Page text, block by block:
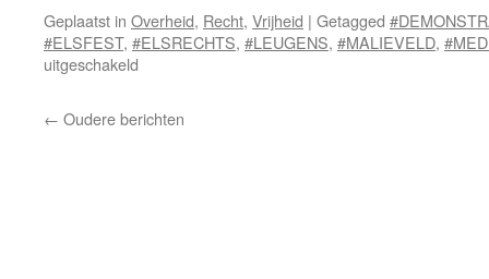
Geplaatst in Overheid, Recht, Vrijheid | Getagged
#ELSFEST, #ELSRECHTS, #LEUGENS, #MALIEVELD,
uitgeschakeld
het
← Oudere berichten